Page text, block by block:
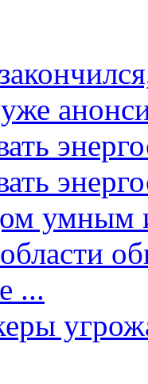
умным
...